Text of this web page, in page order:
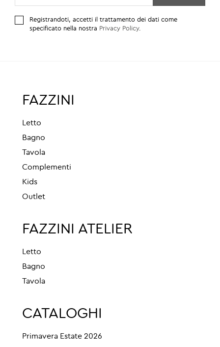
Registrandoti, accetti il trattamento dei dati come
specificato nella nostra Privacy Policy.
FAZZINI
Letto
Bagno
Tavola
Complementi
Kids
Outlet
FAZZINI ATELIER
Letto
Bagno
Tavola
CATALOGHI
Primavera Estate 2026